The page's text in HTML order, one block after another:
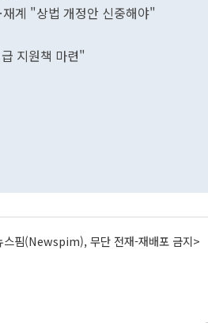
계 "상법 개정안 신중해야"
지원책 마련"
스핌(Newspim), 무단 전재-재배포 금지>